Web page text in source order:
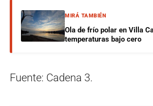
MIRÁ TAMBIÉN
Ola de frío polar en Villa
temperaturas bajo cero
Fuente: Cadena 3.